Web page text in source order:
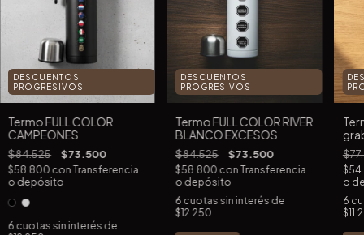
DESCUENTOS
PROGRESIVOS
Termo FULL COLOR
CAMPEONES
$84.525 $73.500
$58.800 conTransferencia
o depósito
6 cuotas sin interés de
DESCUENTOS
PROGRESIVOS
Termo FULL COLOR RIVER
BLANCO EXCESOS
$84.525 $73.500
$58.800 conTransferencia
o depósito
6 cuotas sin interés de
$12.250
o
6